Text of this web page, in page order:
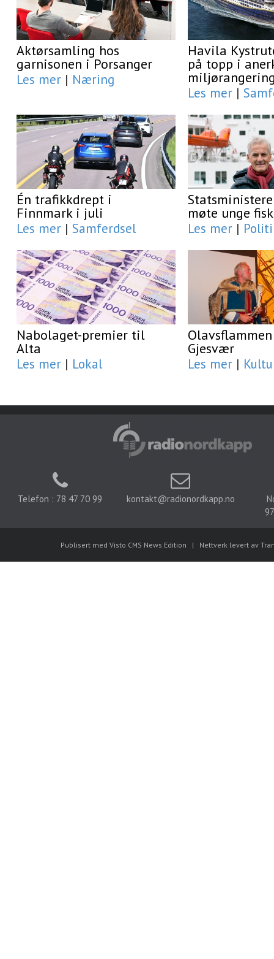
Aktørsamling hos
garnisonen i Porsanger
Les mer | Næring
Havila
på topp i
Les mer |
Én trafikkdrept i
Finnmark i juli
Les mer | Samferdsel
møte unge
Les mer |
Nabolaget-premier til
Alta
Les mer | Lokal
Gjesvær
Les mer |
Telefon : 78 47 70 99 kontakt@radionordkapp.no
Publisert med Visto CMS News Edition | Nettverk levert av